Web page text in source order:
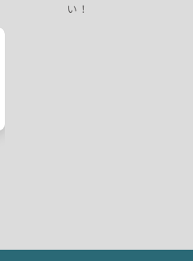
い！